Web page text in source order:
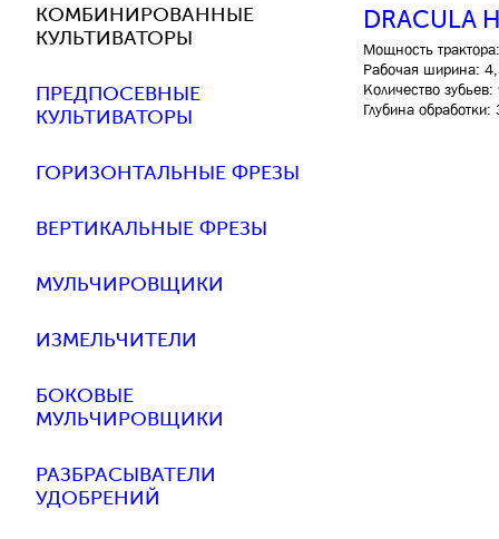
КОМБИНИРОВАННЫЕ
КУЛЬТИВАТОРЫ
ПРЕДПОСЕВНЫЕ
КУЛЬТИВАТОРЫ
ГОРИЗОНТАЛЬНЫЕ ФРЕЗЫ
ВЕРТИКАЛЬНЫЕ ФРЕЗЫ
МУЛЬЧИРОВЩИКИ
ИЗМЕЛЬЧИТЕЛИ
БОКОВЫЕ
МУЛЬЧИРОВЩИКИ
РАЗБРАСЫВАТЕЛИ
УДОБРЕНИЙ
DRACULA
Мощность
Рабочая ширина:
Количество
Глубина